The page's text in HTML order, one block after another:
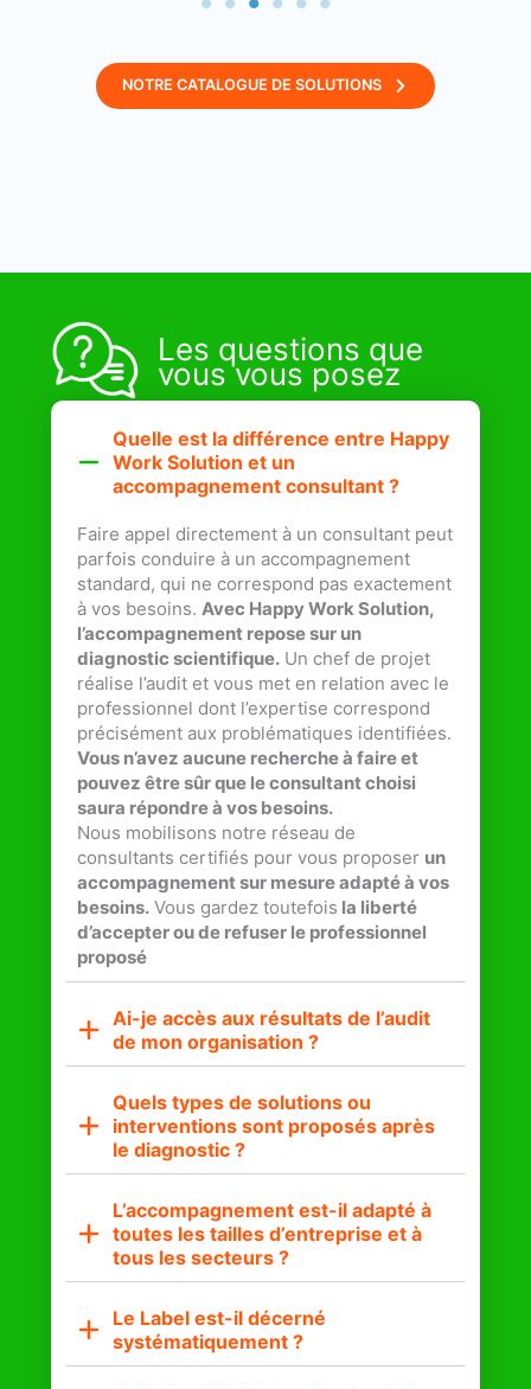
NOTRE CATALOGUE DE SOLUTIONS
Les questions que
vous vous posez
Quelle est la différence entre Happy
Work Solution et un
accompagnement consultant ?
Faire appel directement à un consultant peut
parfois conduire à un accompagnement
standard, qui ne correspond pas exactement
à vos besoins. Avec Happy Work Solution,
l’accompagnement repose sur un
diagnostic scientifique.Un chef de projet
réalise l’audit et vous met en relation avec le
professionnel dont l’expertise correspond
précisément aux problématiques identifiées.
Vous n’avez aucune recherche à faire et
pouvez être sûr que le consultant choisi
saura répondre à vos besoins.
Nous mobilisons notre réseau de
consultants certifiés pour vous proposer un
accompagnement sur mesure adapté à vos
besoins.Vous gardez toutefois la liberté
d’accepter ou de refuser le professionnel
proposé
Ai-je accès aux résultats de l’audit
de mon organisation ?
Quels types de solutions ou
interventions sont proposés après
le diagnostic ?
L’accompagnement est-il adapté à
toutes les tailles d’entreprise et à
tous les secteurs ?
Le Label est-il décerné
systématiquement ?